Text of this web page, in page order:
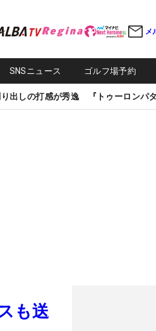
メ
SNSニュース ゴルフ場予約
出しの打感が秀逸 『トゥーロンパタ
も送